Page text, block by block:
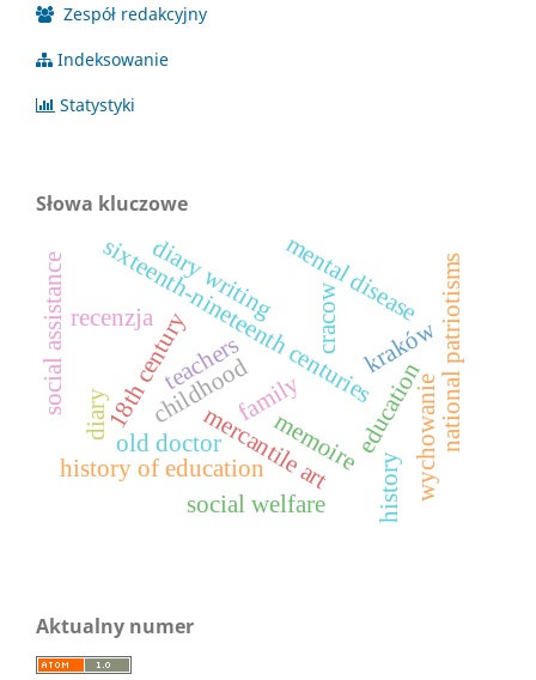
Zespół redakcyjny
Indeksowanie
Statystyki
Słowa kluczowe
mercantile art
sixteenth-nineteenth centuries
cracow
childhood education
family
mental disease
18th century kraków
recenzja
wychowanie
teachers
history of education
diary memoire
diary writing
history
national patriotisms
social welfare
social assistance
old doctor
Aktualny numer